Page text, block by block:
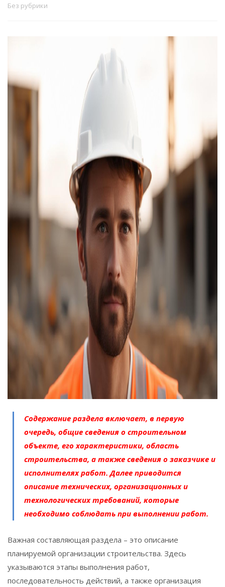
Без рубрики
Содержание раздела включает, в первую
очередь, общие сведения о строительном
объекте, его характеристики, область
строительства, а также сведения о заказчике и
исполнителях работ. Далее приводится
описание технических, организационных и
технологических требований, которые
необходимо соблюдать при выполнении работ.
Важная составляющая раздела – это описание
планируемой организации строительства. Здесь
указываются этапы выполнения работ,
последовательность действий, а также организация